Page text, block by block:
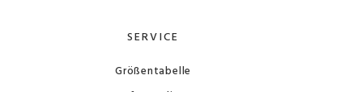
SERVICE
Größentabelle